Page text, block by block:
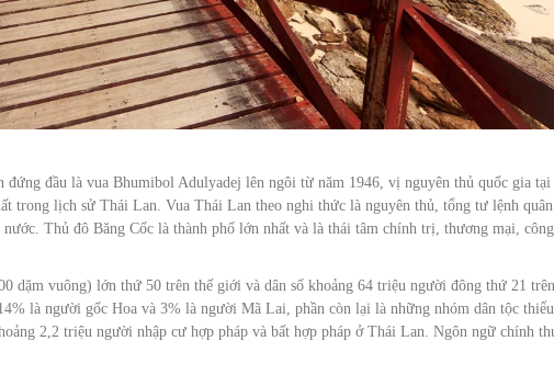
đứng đầu là vua Bhumibol Adulyadej lên ngôi từ năm 1946, vị nguyên thủ quốc gia
trong lịch sử Thái Lan. Vua Thái Lan theo nghi thức là nguyên thủ, tổng tư lệnh
nước. Thủ đô Băng Cốc là thành phố lớn nhất và là thái tâm chính trị, thương mại, công
dặm vuông) lớn thứ 50 trên thế giới và dân số khoảng 64 triệu người đông thứ 21
là người gốc Hoa và 3% là người Mã Lai, phần còn lại là những nhóm dân tộc
2,2 triệu người nhập cư hợp pháp và bất hợp pháp ở Thái Lan. Ngôn ngữ chính